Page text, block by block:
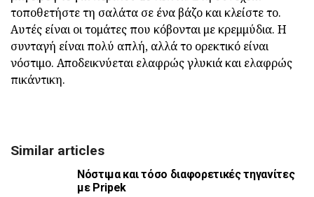
τοποθετήστε τη σαλάτα σε ένα βάζο και κλείστε το.
Αυτές είναι οι τομάτες που κόβονται με κρεμμύδια. Η
συνταγή είναι πολύ απλή, αλλά το ορεκτικό είναι
νόστιμο. Αποδεικνύεται ελαφρώς γλυκιά και ελαφρώς
πικάντικη.
Similar articles
Νόστιμα και τόσο διαφορετικές τηγανίτες
με Pripek